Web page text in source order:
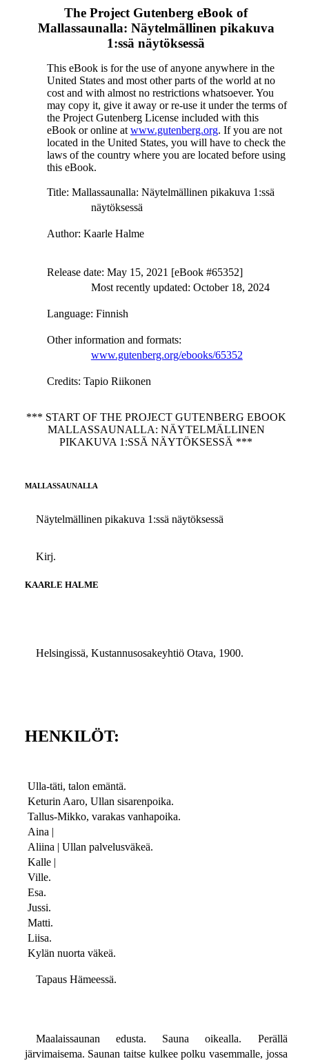
The Project Gutenberg eBook of
Mallassaunalla: Näytelmällinen pikakuva
1:ssä näytöksessä
This eBook is for the use of anyone anywhere in the
United States and most other parts of the world at no
cost and with almost no restrictions whatsoever. You
may copy it, give it away or re-use it under the terms of
the Project Gutenberg License included with this
eBook or online at www.gutenberg.org. If you are not
located in the United States, you will have to check the
laws of the country where you are located before using
this eBook.
Title: Mallassaunalla: Näytelmällinen pikakuva 1:ssä
näytöksessä
Author: Kaarle Halme
Release date: May 15, 2021 [eBook #65352]
Most recently updated: October 18, 2024
Language: Finnish
Other information and formats:
www.gutenberg.org/ebooks/65352
Credits: Tapio Riikonen
*** START OF THE PROJECT GUTENBERG EBOOK
MALLASSAUNALLA: NÄYTELMÄLLINEN
PIKAKUVA 1:SSÄ NÄYTÖKSESSÄ ***
MALLASSAUNALLA
Näytelmällinen pikakuva 1:ssä näytöksessä
Kirj.
KAARLE HALME
Helsingissä, Kustannusosakeyhtiö Otava, 1900.
HENKILÖT:
Ulla-täti, talon emäntä.
Keturin Aaro, Ullan sisarenpoika.
Tallus-Mikko, varakas vanhapoika.
Aina |
Aliina | Ullan palvelusväkeä.
Kalle |
Ville.
Esa.
Jussi.
Matti.
Liisa.
Kylän nuorta väkeä.
Tapaus Hämeessä.
Maalaissaunan edusta. Sauna oikealla. Perällä
järvimaisema. Saunan taitse kulkee polku vasemmalle, jossa